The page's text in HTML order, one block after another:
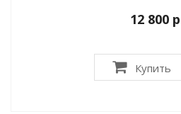
12 800
Купить